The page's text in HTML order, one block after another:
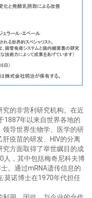
的非营利研究机构。在近
1887年以来自世界各地的
导世界生物学、医学的研
疫苗的研发、HIV的分离
方面取得了举世瞩目的成
人，其中包括梅奇尼科夫博
。通过mRNA遗传信息的
莫诺博士在1970年代担任